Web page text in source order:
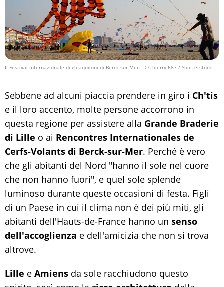
Il Festival internazionale degli aquiloni di Berck-sur-Mer. - © thierry 687 / Shutterstock
Sebbene ad alcuni piaccia prendere in giro i Ch'tis
e il loro accento, molte persone accorrono in
questa regione per assistere alla Grande Braderie
di Lille o ai Rencontres Internationales de
Cerfs-Volants di Berck-sur-Mer. Perché è vero
che gli abitanti del Nord "hanno il sole nel cuore
che non hanno fuori", e quel sole splende
luminoso durante queste occasioni di festa. Figli
di un Paese in cui il clima non è dei più miti, gli
abitanti dell'Hauts-de-France hanno un senso
dell'accoglienza e dell'amicizia che non si trova
altrove.
Lille e Amiens da sole racchiudono questo